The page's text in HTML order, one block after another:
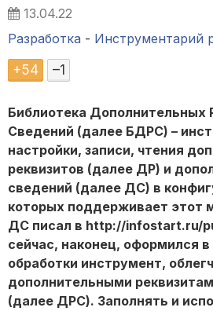
13.04.22
Разработка - Инструментарий
+54 –1
Библиотека Дополнительных
Сведений (далее БДРС) –
настройки, записи, чтения
реквизитов (далее ДР) и
сведений (далее ДС) в
которых поддерживает этот
ДС писал в http://infostart.ru/
сейчас, наконец, оформился
обработки инструмент,
дополнительными
(далее ДРС). Заполнять и